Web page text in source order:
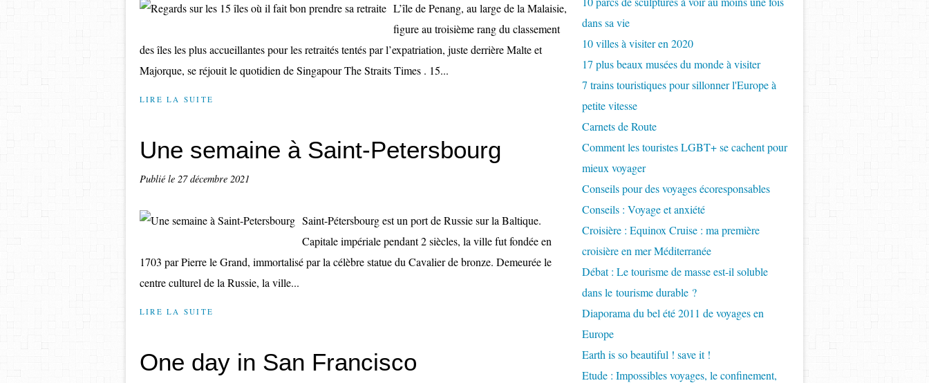
L’île de Penang, au large de la Malaisie,
figure au troisième rang du classement
des îles les plus accueillantes pour les retraités tentés par l’expatriation, juste derrière Malte et
Majorque, se réjouit le quotidien de Singapour The Straits Times . 15...
LIRE LA SUITE
Une semaine à Saint-Petersbourg
Publié le 27 décembre 2021
Saint-Pétersbourg est un port de Russie sur la Baltique.
Capitale impériale pendant 2 siècles, la ville fut fondée en
1703 par Pierre le Grand, immortalisé par la célèbre statue du Cavalier de bronze. Demeurée le
centre culturel de la Russie, la ville...
LIRE LA SUITE
One day in San Francisco
dans sa vie
10 villes à visiter en 2020
17 plus beaux musées du monde à visiter
7 trains touristiques pour sillonner l'Europe à
petite vitesse
Carnets de Route
Comment les touristes LGBT+ se cachent pour
mieux voyager
Conseils pour des voyages écoresponsables
Conseils : Voyage et anxiété
Croisière : Equinox Cruise : ma première
croisière en mer Méditerranée
Débat : Le tourisme de masse est-il soluble
dans le tourisme durable ?
Diaporama du bel été 2011 de voyages en
Europe
Earth is so beautiful ! save it !
Etude : Impossibles voyages, le confinement,